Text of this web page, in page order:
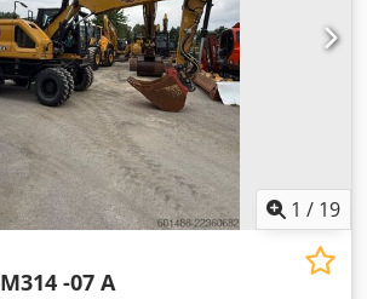
1 / 19
M314 -07 A